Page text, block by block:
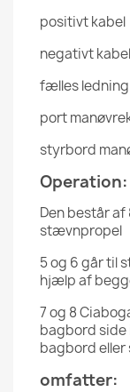
positivt kabel
negativt kabel
fælles ledning
port
styrbord
Operation:
Den består af
stævnpropel
5 og 6 går til
hjælp af
7 og 8
bagbord
bagbord
omfatter: